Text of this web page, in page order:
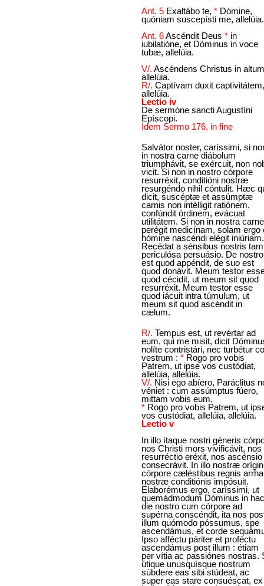
Ant. 5 Exaltábo te, * Dómine,
quóniam suscepísti me, allelúia.
Ant. 6Ascéndit Deus * in
iubilatióne, et Dóminus in voce
tubæ, allelúia.
V/. Ascéndens Christus in
allelúia.
R/. Captívam duxit captivitátem,
allelúia.
Lectio iv
De sermóne sancti Augustíni
Epíscopi.
Idem Sermo 176, in fine
Salvátor noster, caríssimi, si
in nostra carne diábolum
triumphávit, se exércuit, non
vicit. Si non in nostro córpore
resurréxit, conditióni nostræ
resurgéndo nihil cóntulit. Hæc
dicit, suscéptæ et assúmptæ
carnis non intélligit ratiónem,
confúndit órdinem, evácuat
utilitátem. Si non in nostra carne
perégit medicínam, solam ergo
hómine nascéndi elégit iniúriam.
Recédat a sénsibus nostris tam
periculósa persuásio. De nostro
est quod appéndit, de suo est
quod donávit. Meum testor
quod cécidit, ut meum sit quod
resurréxit. Meum testor esse
quod iácuit intra túmulum, ut
meum sit quod ascéndit in
cælum.
R/. Tempus est, ut revértar ad
eum, qui me misit, dicit
nolíte contristári, nec turbétur
vestrum : * Rogo pro vobis
Patrem, ut ipse vos custódiat,
allelúia, allelúia.
V/. Nisi ego abíero, Paráclitus
véniet : cum assúmptus fúero,
mittam vobis eum.
* Rogo pro vobis Patrem, ut
vos custódiat, allelúia, allelúia.
Lectio v
In illo ítaque nostri géneris
nos Christi mors vivificávit, nos
resurréctio eréxit, nos ascénsio
consecrávit. In illo nostræ
córpore cæléstibus regnis
nostræ conditiónis impósuit.
Elaborémus ergo, caríssimi, ut
quemádmodum Dóminus in hac
die nostro cum córpore ad
supérna conscéndit, ita nos
illum quómodo póssumus, spe
ascendámus, et corde
Ipso afféctu páriter et proféctu
ascendámus post illum : étiam
per vítia ac passiónes nostras.
útique unusquísque nostrum
súbdere eas sibi stúdeat, ac
super eas stare consuéscat, ex